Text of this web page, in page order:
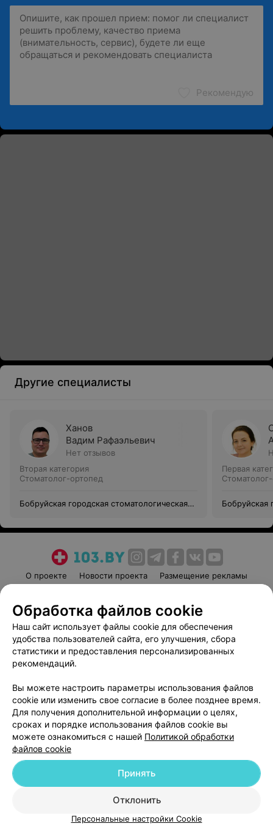
Рекомендую
Другие специалисты
Ханов
Вадим Рафаэльевич
Нет отзывов
Вторая категория
Стоматолог-ортопед
Бобруйская городская стоматологическая
Первая
Бобруйская
О проекте Новости проекта
Размещение рекламы
Пользовательское соглашение
Способы оплаты
Вакансии
Партнеры
Написать руководителю 103.by
Обработка персональных данных
© 2026 ООО «Артокс Лаб», УНП 191700409
| 220012, Республика Беларусь,
Служба поддержки +375 291212755
Обработка файлов cookie
Наш сайт использует файлы cookie для обеспечения
удобства пользователей сайта, его улучшения, сбора
статистики и предоставления персонализированных
рекомендаций.
Вы можете настроить параметры использования файлов
cookie или изменить свое согласие в более позднее время.
Для получения дополнительной информации о целях,
сроках и порядке использования файлов cookie вы
можете ознакомиться с нашей Политикой обработки
файлов cookie
Отклонить
Принять
Персональные настройки Cookie